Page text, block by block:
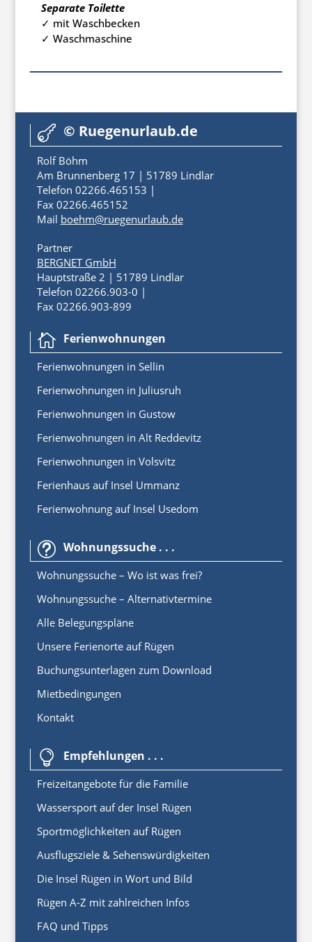
Separate Toilette
✓ mit Waschbecken
✓ Waschmaschine
 © Ruegenurlaub.de
Rolf Böhm
Am Brunnenberg 17 | 51789 Lindlar
Telefon 02266.465153 |
Fax 02266.465152
Mail boehm@ruegenurlaub.de
Partner
BERGNET GmbH
Hauptstraße 2 | 51789 Lindlar
Telefon 02266.903-0 |
Fax 02266.903-899
 Ferienwohnungen
Ferienwohnungen in Sellin
Ferienwohnungen in Juliusruh
Ferienwohnungen in Gustow
Ferienwohnungen in Alt Reddevitz
Ferienwohnungen in Volsvitz
Ferienhaus auf Insel Ummanz
Ferienwohnung auf Insel Usedom
t Wohnungssuche . . .
Wohnungssuche – Wo ist was frei?
Wohnungssuche – Alternativtermine
Alle Belegungspläne
Unsere Ferienorte auf Rügen
Buchungsunterlagen zum Download
Mietbedingungen
Kontakt
 Empfehlungen . . .
Freizeitangebote für die Familie
Wassersport auf der Insel Rügen
Sportmöglichkeiten auf Rügen
Ausflugsziele & Sehenswürdigkeiten
Die Insel Rügen in Wort und Bild
Rügen A-Z mit zahlreichen Infos
FAQ und Tipps